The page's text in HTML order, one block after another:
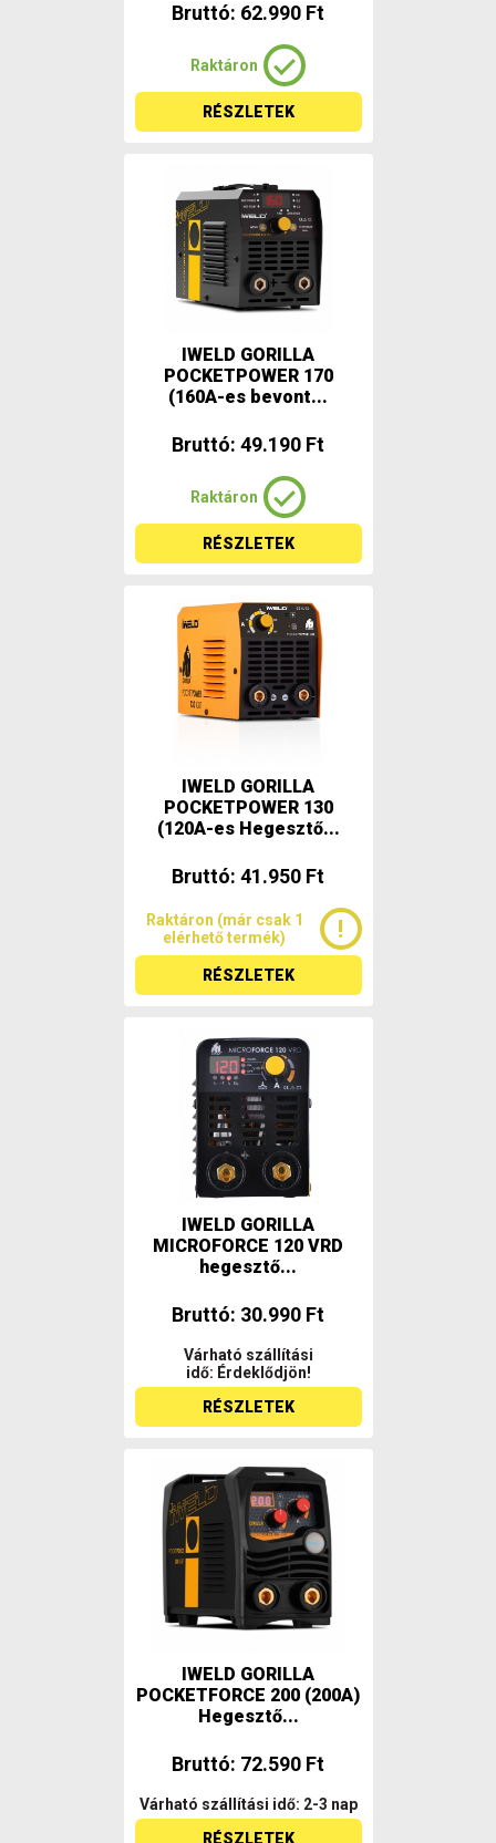
Bruttó: 62.990 Ft
Raktáron
RÉSZLETEK
IWELD GORILLA
POCKETPOWER 170
(160A-es bevont...
Bruttó: 49.190 Ft
Raktáron
RÉSZLETEK
IWELD GORILLA
POCKETPOWER 130
(120A-es Hegesztő...
Bruttó: 41.950 Ft
Raktáron (már csak 1
elérhető termék)
RÉSZLETEK
IWELD GORILLA
MICROFORCE 120 VRD
hegesztő...
Bruttó: 30.990 Ft
Várható szállítási
idő: Érdeklődjön!
RÉSZLETEK
IWELD GORILLA
POCKETFORCE 200 (200A)
Hegesztő...
Bruttó: 72.590 Ft
Várható szállítási idő: 2-3 nap
RÉSZLETEK